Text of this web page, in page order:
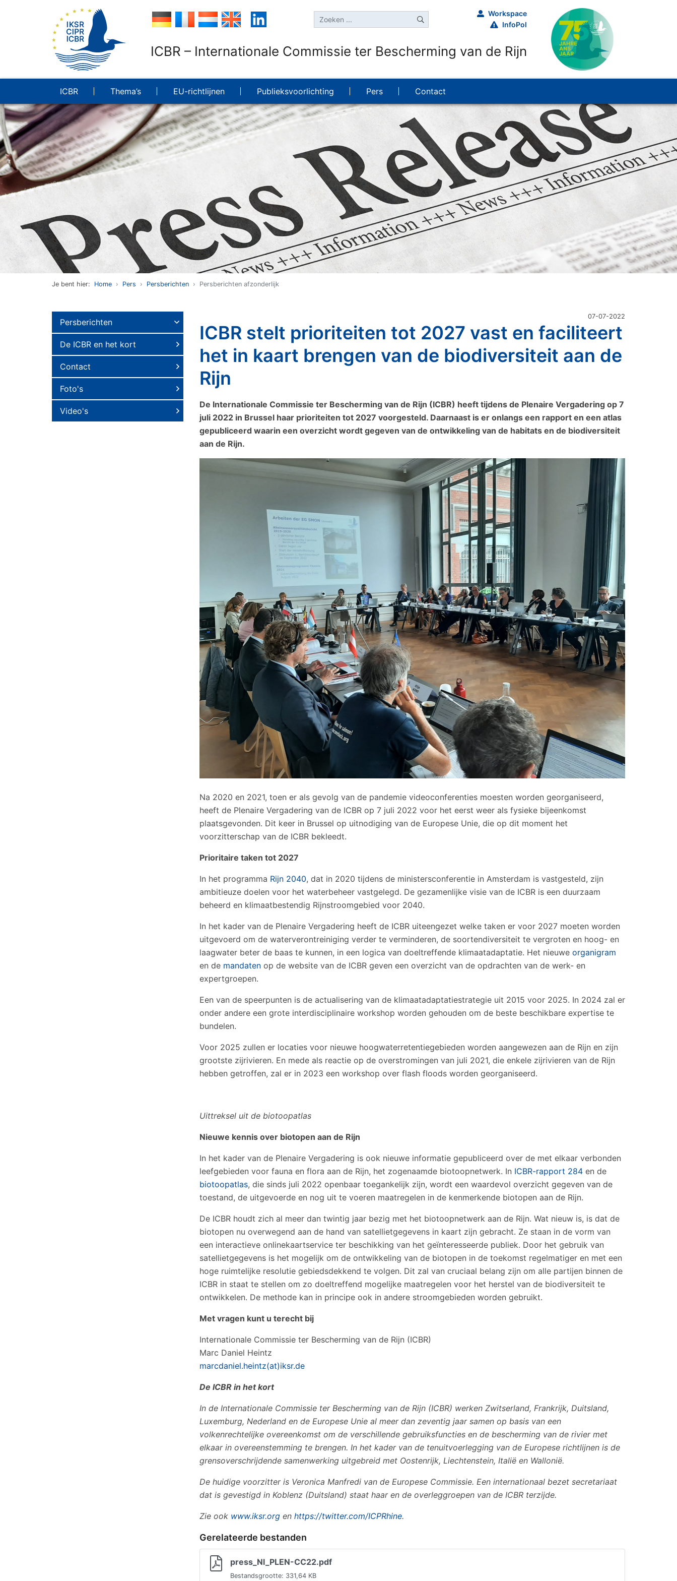
Workspace
InfoPol
ICBR – Internationale Commissie ter Bescherming van de Rijn
ICBR Thema’s EU-richtlijnen Publieksvoorlichting Pers Contact
Je bent hier: Home Pers Persberichten Persberichten afzonderlijk
Persberichten
De ICBR en het kort
Contact
Foto's
Video's
07-07-2022
ICBR stelt prioriteiten tot 2027 vast en faciliteert
het in kaart brengen van de biodiversiteit aan de
Rijn
De Internationale Commissie ter Bescherming van de Rijn (ICBR) heeft tijdens de Plenaire Vergadering op 7
juli 2022 in Brussel haar prioriteiten tot 2027 voorgesteld. Daarnaast is er onlangs een rapport en een atlas
gepubliceerd waarin een overzicht wordt gegeven van de ontwikkeling van de habitats en de biodiversiteit
aan de Rijn.
Na 2020 en 2021, toen er als gevolg van de pandemie videoconferenties moesten worden georganiseerd,
heeft de Plenaire Vergadering van de ICBR op 7 juli 2022 voor het eerst weer als fysieke bijeenkomst
plaatsgevonden. Dit keer in Brussel op uitnodiging van de Europese Unie, die op dit moment het
voorzitterschap van de ICBR bekleedt.
Prioritaire taken tot 2027
In het programma Rijn 2040, dat in 2020 tijdens de ministersconferentie in Amsterdam is vastgesteld, zijn
ambitieuze doelen voor het waterbeheer vastgelegd. De gezamenlijke visie van de ICBR is een duurzaam
beheerd en klimaatbestendig Rijnstroomgebied voor 2040.
In het kader van de Plenaire Vergadering heeft de ICBR uiteengezet welke taken er voor 2027 moeten worden
uitgevoerd om de waterverontreiniging verder te verminderen, de soortendiversiteit te vergroten en hoog- en
laagwater beter de baas te kunnen, in een logica van doeltreffende klimaatadaptatie. Het nieuwe organigram
en de mandatenop de website van de ICBR geven een overzicht van de opdrachten van de werk- en
expertgroepen.
Een van de speerpunten is de actualisering van de klimaatadaptatiestrategie uit 2015 voor 2025. In 2024 zal er
onder andere een grote interdisciplinaire workshop worden gehouden om de beste beschikbare expertise te
bundelen.
Voor 2025 zullen er locaties voor nieuwe hoogwaterretentiegebieden worden aangewezen aan de Rijn en zijn
grootste zijrivieren. En mede als reactie op de overstromingen van juli 2021, die enkele zijrivieren van de Rijn
hebben getroffen, zal er in 2023 een workshop over flash floods worden georganiseerd.
Uittreksel uit de biotoopatlas
Nieuwe kennis over biotopen aan de Rijn
In het kader van de Plenaire Vergadering is ook nieuwe informatie gepubliceerd over de met elkaar verbonden
leefgebieden voor fauna en flora aan de Rijn, het zogenaamde biotoopnetwerk. In ICBR-rapport 284en de
biotoopatlas, die sinds juli 2022 openbaar toegankelijk zijn, wordt een waardevol overzicht gegeven van de
toestand, de uitgevoerde en nog uit te voeren maatregelen in de kenmerkende biotopen aan de Rijn.
De ICBR houdt zich al meer dan twintig jaar bezig met het biotoopnetwerk aan de Rijn. Wat nieuw is, is dat de
biotopen nu overwegend aan de hand van satellietgegevens in kaart zijn gebracht. Ze staan in de vorm van
een interactieve onlinekaartservice ter beschikking van het geïnteresseerde publiek. Door het gebruik van
satellietgegevens is het mogelijk om de ontwikkeling van de biotopen in de toekomst regelmatiger en met een
hoge ruimtelijke resolutie gebiedsdekkend te volgen. Dit zal van cruciaal belang zijn om alle partijen binnen de
ICBR in staat te stellen om zo doeltreffend mogelijke maatregelen voor het herstel van de biodiversiteit te
ontwikkelen. De methode kan in principe ook in andere stroomgebieden worden gebruikt.
Met vragen kunt u terecht bij
Internationale Commissie ter Bescherming van de Rijn (ICBR)
Marc Daniel Heintz
marcdaniel.heintz(at)iksr.de
De ICBR in het kort
In de Internationale Commissie ter Bescherming van de Rijn (ICBR) werken Zwitserland, Frankrijk, Duitsland,
Luxemburg, Nederland en de Europese Unie al meer dan zeventig jaar samen op basis van een
volkenrechtelijke overeenkomst om de verschillende gebruiksfuncties en de bescherming van de rivier met
elkaar in overeenstemming te brengen. In het kader van de tenuitvoerlegging van de Europese richtlijnen is de
grensoverschrijdende samenwerking uitgebreid met Oostenrijk, Liechtenstein, Italië en Wallonië.
De huidige voorzitter is Veronica Manfredi van de Europese Commissie. Een internationaal bezet secretariaat
dat is gevestigd in Koblenz (Duitsland) staat haar en de overleggroepen van de ICBR terzijde.
Zie ook www.iksr.orgen https://twitter.com/ICPRhine.
Gerelateerde bestanden
press_Nl_PLEN-CC22.pdf
Bestandsgrootte: 331,64 KB